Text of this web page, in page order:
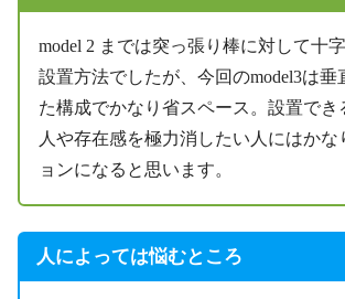
model 2 までは突っ張り棒に対して十
設置方法でしたが、今回のmodel3は垂
た構成でかなり省スペース。設置でき
人や存在感を極力消したい人にはかな
ョンになると思います。
人によっては悩むところ